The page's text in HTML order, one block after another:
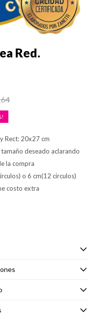
Red.
Rect: 20x27 cm
deseado aclarando
la compra
o 6 cm(12 circulos)
costo extra